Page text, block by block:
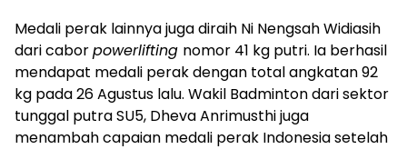
Medali perak lainnya juga diraih Ni Nengsah Widiasih
dari caborpowerlifting nomor 41 kg putri. Ia berhasil
mendapat medali perak dengan total angkatan 92
kg pada 26 Agustus lalu. Wakil Badminton dari sektor
tunggal putra SU5, Dheva Anrimusthi juga
menambah capaian medali perak Indonesia setelah